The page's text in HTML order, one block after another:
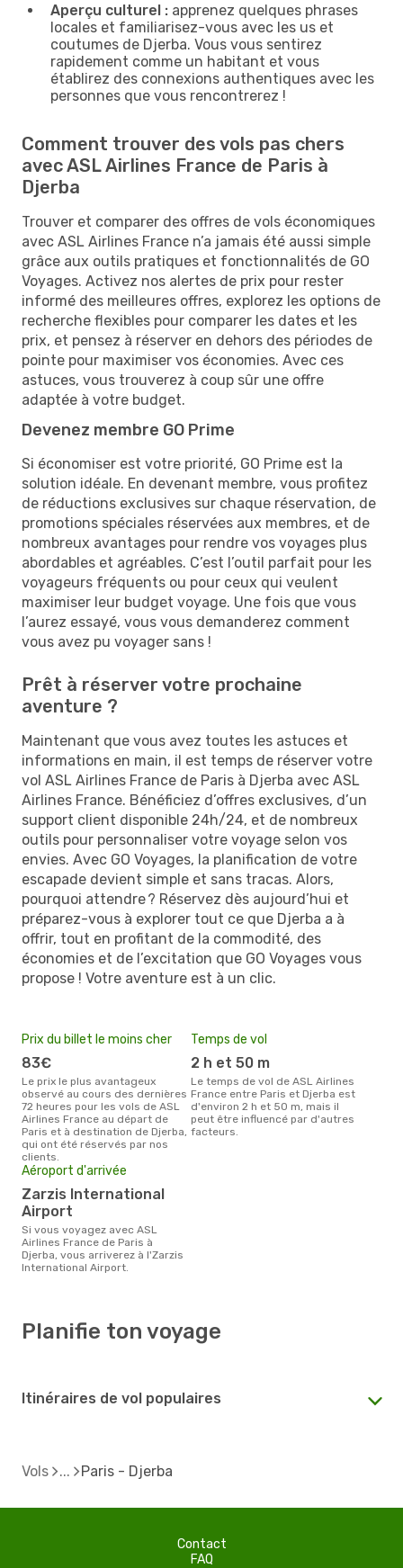
Aperçu culturel : apprenez quelques phrases
locales et familiarisez-vous avec les us et
coutumes de Djerba. Vous vous sentirez
rapidement comme un habitant et vous
établirez des connexions authentiques avec les
personnes que vous rencontrerez !
Comment trouver des vols pas chers
avec ASL Airlines France de Paris à
Djerba
Trouver et comparer des offres de vols économiques
avec ASL Airlines France n’a jamais été aussi simple
grâce aux outils pratiques et fonctionnalités de GO
Voyages. Activez nos alertes de prix pour rester
informé des meilleures offres, explorez les options de
recherche flexibles pour comparer les dates et les
prix, et pensez à réserver en dehors des périodes de
pointe pour maximiser vos économies. Avec ces
astuces, vous trouverez à coup sûr une offre
adaptée à votre budget.
Devenez membre GO Prime
Si économiser est votre priorité, GO Prime est la
solution idéale. En devenant membre, vous profitez
de réductions exclusives sur chaque réservation, de
promotions spéciales réservées aux membres, et de
nombreux avantages pour rendre vos voyages plus
abordables et agréables. C’est l’outil parfait pour les
voyageurs fréquents ou pour ceux qui veulent
maximiser leur budget voyage. Une fois que vous
l’aurez essayé, vous vous demanderez comment
vous avez pu voyager sans !
Prêt à réserver votre prochaine
aventure ?
Maintenant que vous avez toutes les astuces et
informations en main, il est temps de réserver votre
vol ASL Airlines France de Paris à Djerba avec ASL
Airlines France. Bénéficiez d’offres exclusives, d’un
support client disponible 24h/24, et de nombreux
outils pour personnaliser votre voyage selon vos
envies. Avec GO Voyages, la planification de votre
escapade devient simple et sans tracas. Alors,
pourquoi attendre ? Réservez dès aujourd’hui et
préparez-vous à explorer tout ce que Djerba a à
offrir, tout en profitant de la commodité, des
économies et de l’excitation que GO Voyages vous
propose ! Votre aventure est à un clic.
Prix du billet le moins cher
83€
Le prix le plus avantageux
observé au cours des dernières
72 heures pour les vols de ASL
Airlines France au départ de
Paris et à destination de Djerba,
qui ont été réservés par nos
clients.
Temps de vol
2 h et 50 m
Le temps de vol de ASL Airlines
France entre Paris et Djerba est
d'environ 2 h et 50 m, mais il
peut être influencé par d'autres
facteurs.
Aéroport d'arrivée
Zarzis International
Airport
Si vous voyagez avec ASL
Airlines France de Paris à
Djerba, vous arriverez à l'Zarzis
International Airport.
Planifie ton voyage
Itinéraires de vol populaires
Vols Paris - Djerba
Contact
FAQ